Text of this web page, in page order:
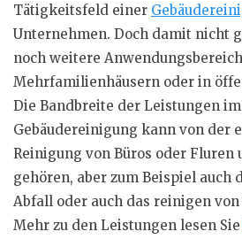
Tätigkeitsfeld einer
Unternehmen. Doch damit nicht
noch weitere
Mehrfamilienhäusern oder in
Die Bandbreite der Leistungen
Gebäudereinigung kann von der
Reinigung von Büros oder Fluren
gehören, aber zum Beispiel auch
Abfall oder auch das reinigen
Mehr zu den Leistungen lesen Sie